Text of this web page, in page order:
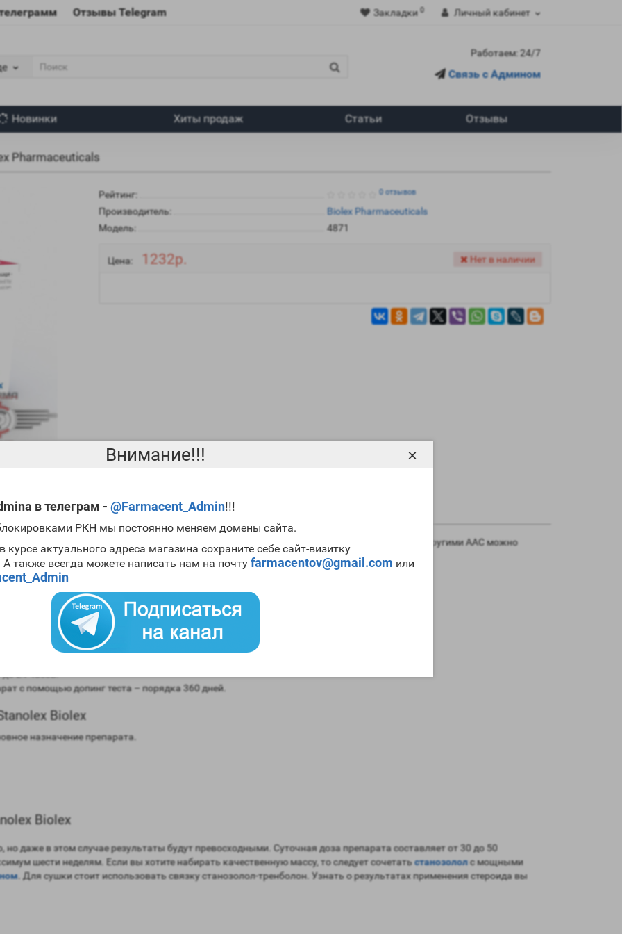
Внимание!!!
в телеграм - @Farmacent_Admin!!!
РКН мы постоянно меняем домены сайта.
актуального адреса магазина сохраните себе сайт-визитку
А также всегда можете написать нам на почту farmacentov@gmail.com или
×
Отзывы Telegram Закладки 0 Личный кабинет
Работаем: 24/7
Связь с Админом
Новинки Хиты продаж Статьи Отзывы
Pharmaceuticals
Рейтинг: 0 отзывов
Производитель:
Biolex Pharmaceuticals
Модель:
4871
Цена: 1232р. Нет в наличии
для проведения циклов сушки. Также с его помощью при правильном сочетании с другими ААС можно
весьма популярен, аStanolex Biolex Pharmaceuticals цена демократична.
Pharmaceuticals
гормона.
гормона.
(ароматизация) – отсутствует.
24 часов.
с помощью допинг теста – порядка 360 дней.
Biolex
назначение препарата.
Biolex
но даже в этом случае результаты будут превосходными. Суточная доза препарата составляет от 30 до 50
шести неделям. Если вы хотите набирать качественную массу, то следует сочетатьстанозололс мощными
. Для сушки стоит использовать связку станозолол-тренболон. Узнать о результатах применения стероида вы